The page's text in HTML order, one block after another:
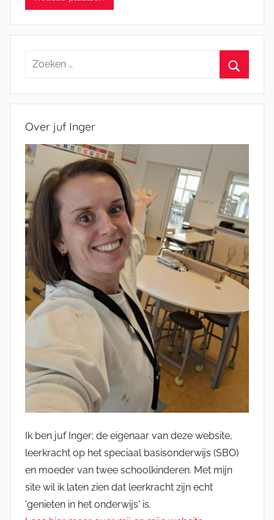
Zoeken
Over juf Inger
Ik ben juf Inger; de eigenaar van deze website,
leerkracht op het speciaal basisonderwijs (SBO)
en moeder van twee schoolkinderen. Met mijn
site wil ik laten zien dat leerkracht zijn echt
'genieten in het onderwijs' is.